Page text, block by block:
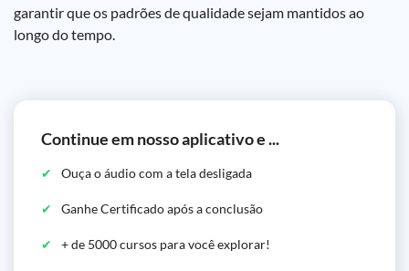
garantir que os padrões de qualidade sejam mantidos ao
longo do tempo.
Continue em nosso aplicativo e ...
Ouça o áudio com a tela desligada
Ganhe Certificado após a conclusão
+ de 5000 cursos para você explorar!